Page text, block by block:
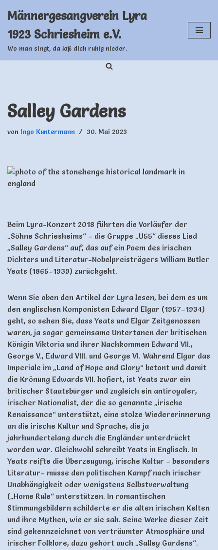
Inhalt
springen
Männergesangverein Lyra
1923 Schriesheim e.V.
Wo man singt, da laß dich ruhig nieder.
Salley Gardens
von Ingo Kuntermann 30. Mai 2023
Beim Lyra-Konzert 2018 führten die Vorläufer der
„Söhne Schriesheims“ – die Gruppe „U55“ dieses Lied
„Salley Gardens“ auf, das auf ein Poem des irischen
Dichters und Literatur-Nobelpreisträgers William Butler
Yeats (1865–1939) zurückgeht.
Wenn Sie oben den Artikel der Lyra lesen, bei dem es um
den englischen Komponisten Edward Elgar (1957–1934)
geht, so sehen Sie, dass Yeats und Elgar Zeitgenossen
waren, ja sogar gemeinsame Untertanen der britischen
Königin Viktoria und ihrer Nachkommen Edward VII.,
George V., Edward VIII. und George VI. Während Elgar das
Imperiale im „Land of Hope and Glory“ betont und damit
die Krönung Edwards VII. hofiert, ist Yeats zwar ein
britischer Staatsbürger und zugleich ein antiroyaler,
irischer Nationalist, der die so genannte „irische
Renaissance“ unterstützt, eine stolze Wiedererinnerung
an die irische Kultur und Sprache, die ja
jahrhundertelang durch die Engländer unterdrückt
worden war. Gleichwohl schreibt Yeats in Englisch. In
Yeats reifte die Überzeugung, irische Kultur – besonders
Literatur– müsse den politischen Kampf nach irischer
Unabhängigkeit oder wenigstens Selbstverwaltung
(„Home Rule“ unterstützen. In romantischen
Stimmungsbildern schilderte er die alten irischen Kelten
und ihre Mythen, wie er sie sah. Seine Werke dieser Zeit
sind gekennzeichnet von verträumter Atmosphäre und
irischer Folklore, dazu gehört auch „Salley Gardens“.